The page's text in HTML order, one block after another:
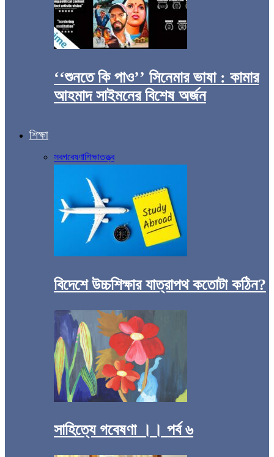
‘‘শুনতে কি পাও’’ সিনেমার ভাষা : কামার
আহমাদ সাইমনের বিশেষ অর্জন
শিক্ষা
সবগবেষণাশিক্ষাতত্ত্ব
বিদেশে উচ্চশিক্ষার যাত্রাপথ কতোটা কঠিন?
সাহিত্যে গবেষণা ।। পর্ব ৬